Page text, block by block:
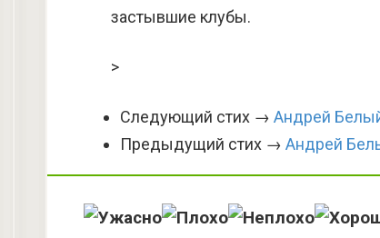
застывшие клубы.
>
Следующий стих → Андрей
Предыдущий стих → Андрей